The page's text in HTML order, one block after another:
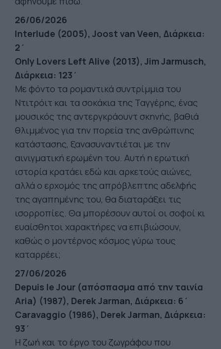
26/06/2026
Interlude (2005), Joost van Veen, Διάρκεια:
2΄
Only Lovers Left Alive (2013), Jim Jarmusch,
Διάρκεια: 123΄
Με φόντο τα ρομαντικά συντρίμμια του
Ντιτρόιτ και τα σοκάκια της Ταγγέρης, ένας
μουσικός της αντεργκράουντ σκηνής, βαθιά
θλιμμένος για την πορεία της ανθρώπινης
κατάστασης, ξανασυναντιέται με την
αινιγματική ερωμένη του. Αυτή η ερωτική
ιστορία κρατάει εδώ και αρκετούς αιώνες,
αλλά ο ερχομός της απρόβλεπτης αδελφής
της αγαπημένης του, θα διαταράξει τις
ισορροπίες. Θα μπορέσουν αυτοί οι σοφοί κι
ευαίσθητοι χαρακτήρες να επιβιώσουν,
καθώς ο μοντέρνος κόσμος γύρω τους
καταρρέει;
27/06/2026
Depuis le Jour (απόσπασμα από την ταινία
Aria) (1987), Derek Jarman, Διάρκεια: 6΄
Caravaggio (1986), Derek Jarman, Διάρκεια:
93΄
Η ζωή και το έργο του ζωγράφου που